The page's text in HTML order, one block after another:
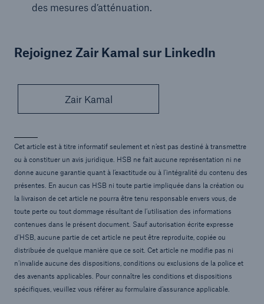
des mesures d’atténuation.
Rejoignez Zair Kamal sur LinkedIn
Zair Kamal
Cet article est à titre informatif seulement et n’est pas destiné à transmettre
ou à constituer un avis juridique. HSB ne fait aucune représentation ni ne
donne aucune garantie quant à l’exactitude ou à l’intégralité du contenu des
présentes. En aucun cas HSB ni toute partie impliquée dans la création ou
la livraison de cet article ne pourra être tenu responsable envers vous, de
toute perte ou tout dommage résultant de l’utilisation des informations
contenues dans le présent document. Sauf autorisation écrite expresse
d'HSB, aucune partie de cet article ne peut être reproduite, copiée ou
distribuée de quelque manière que ce soit. Cet article ne modifie pas ni
n’invalide aucune des dispositions, conditions ou exclusions de la police et
des avenants applicables. Pour connaître les conditions et dispositions
spécifiques, veuillez vous référer au formulaire d’assurance applicable.